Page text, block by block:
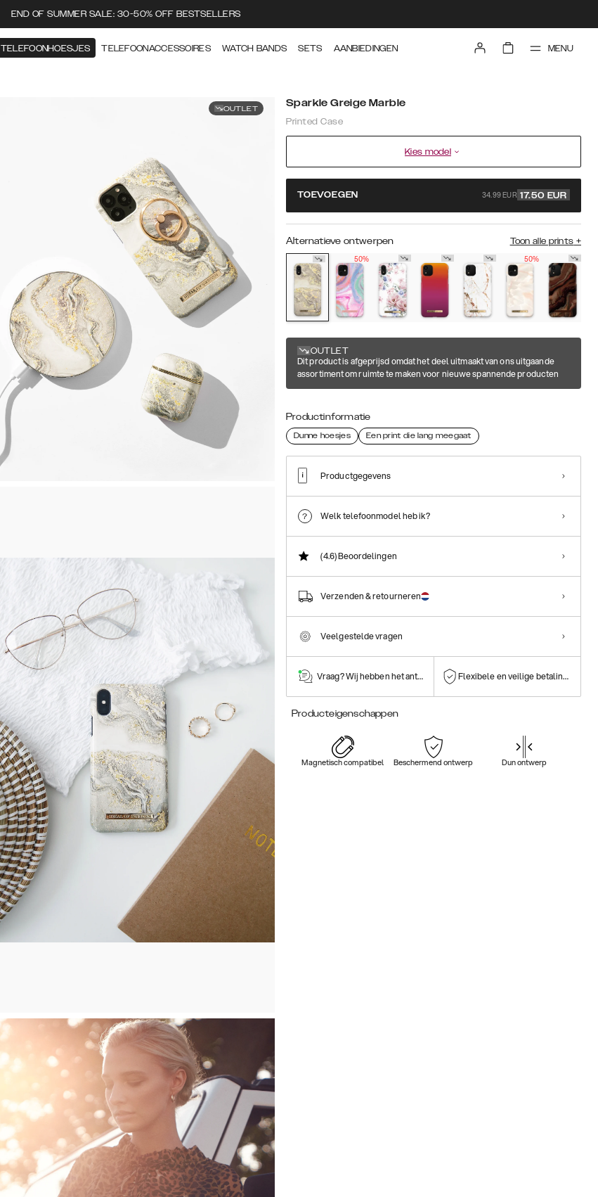
END OF SUMMER SALE: 30-50% OFF BESTSELLERS
TELEFOONHOESJES TELEFOONACCESSOIRES WATCH BANDS SETS AANBIEDINGEN MENU
OUTLET Sparkle Greige Marble
Printed Case
Kies model
TOEVOEGEN 34.99 EUR 17.50 EUR
Alternatieve ontwerpen Toon alle prints +
50%
50%
OUTLET
Dit product is afgeprijsd omdat het deel uitmaakt van ons uitgaande
assortiment om ruimte te maken voor nieuwe spannende producten
Productinformatie
Dunne hoesjes Een print die lang meegaat
Productgegevens
Welk telefoonmodel heb ik?
(4.6)Beoordelingen
Verzenden & retourneren
Veelgestelde vragen
Vraag? Wij hebben het antwoord! Flexibele en veilige betalingen
Producteigenschappen
Magnetisch compatibel Beschermend ontwerp Dun ontwerp